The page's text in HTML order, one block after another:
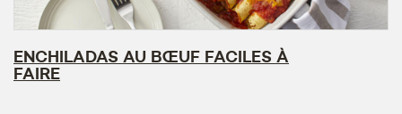
ENCHILADAS AU BŒUF FACILES À
FAIRE